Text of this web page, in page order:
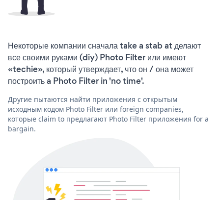
Некоторые компании сначала take a stab at делают
все своими руками (diy) Photo Filter или имеют
«techie», который утверждает, что он / она может
построить a Photo Filter in 'no time'.
Другие пытаются найти приложения с открытым
исходным кодом Photo Filter или foreign companies,
которые claim to предлагают Photo Filter приложения for a
bargain.